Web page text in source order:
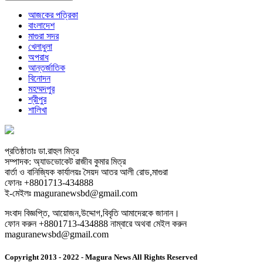
আজকের পত্রিকা
বাংলাদেশ
মাগুরা সদর
খেলাধুলা
অপরাধ
আন্তর্জাতিক
বিনোদন
মহম্মদপুর
শ্রীপুর
শালিখা
প্রতিষ্ঠাতাঃ ডা.রাহুল মিত্র
সম্পাদক: অ্যাডভোকেট রাজীব কুমার মিত্র
বার্তা ও বানিজ্যিক কার্যালয়ঃ সৈয়দ আতর আলী রোড,মাগুরা
ফোনঃ +8801713-434888
ই-মেইলঃ maguranewsbd@gmail.com
সংবাদ বিজ্ঞপ্তি, আয়োজন,উদ্দোগ,বিবৃতি আমাদেরকে জানান।
ফোন করুন +8801713-434888 নাম্বারে অথবা মেইল করুন
maguranewsbd@gmail.com
Copyright 2013 - 2022 - Magura News All Rights Reserved